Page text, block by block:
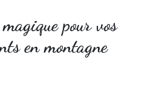
pour vos
en montagne